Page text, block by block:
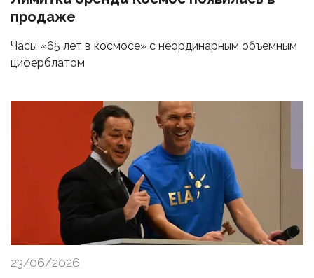
продаже
Часы «65 лет в космосе» с неординарным объемным
циферблатом
23/06/2026